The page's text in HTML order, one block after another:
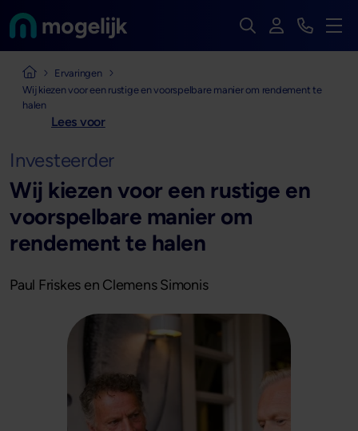
Naar de homepage van Zoek op de hele
InloggenBekijk
Menu
Naar de homepage van Mogelijk
Ervaringen
Wij kiezen voor een rustige en voorspelbare manier om rendement te
halen
Lees voor
Investeerder
Wij kiezen voor een rustige en
voorspelbare manier om
rendement te halen
Paul Friskes en Clemens Simonis